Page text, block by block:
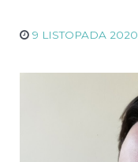
9 LISTOPADA 2020